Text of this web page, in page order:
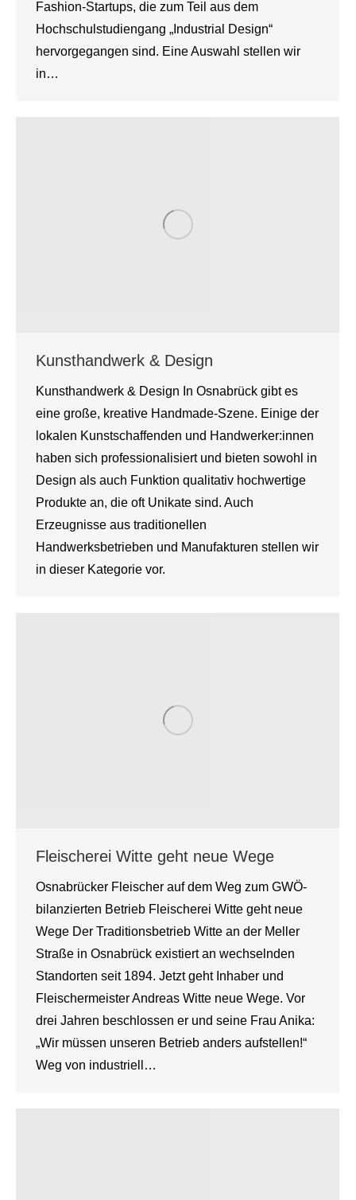
Fashion-Startups, die zum Teil aus dem
Hochschulstudiengang „Industrial Design“
hervorgegangen sind. Eine Auswahl stellen wir
in…
Kunsthandwerk & Design
Kunsthandwerk & Design In Osnabrück gibt es
eine große, kreative Handmade-Szene. Einige der
lokalen Kunstschaffenden und Handwerker:innen
haben sich professionalisiert und bieten sowohl in
Design als auch Funktion qualitativ hochwertige
Produkte an, die oft Unikate sind. Auch
Erzeugnisse aus traditionellen
Handwerksbetrieben und Manufakturen stellen wir
in dieser Kategorie vor.
Fleischerei Witte geht neue Wege
Osnabrücker Fleischer auf dem Weg zum GWÖ-
bilanzierten Betrieb Fleischerei Witte geht neue
Wege Der Traditionsbetrieb Witte an der Meller
Straße in Osnabrück existiert an wechselnden
Standorten seit 1894. Jetzt geht Inhaber und
Fleischermeister Andreas Witte neue Wege. Vor
drei Jahren beschlossen er und seine Frau Anika:
„Wir müssen unseren Betrieb anders aufstellen!“
Weg von industriell…